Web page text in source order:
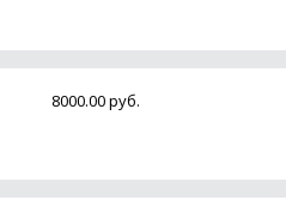
8000.00 руб.